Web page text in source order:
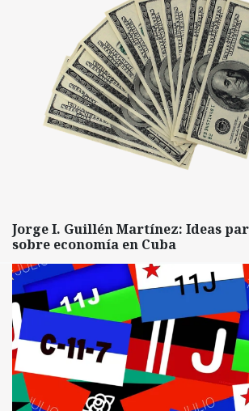
Jorge I. Guillén Martínez: Ideas
sobre economía en Cuba